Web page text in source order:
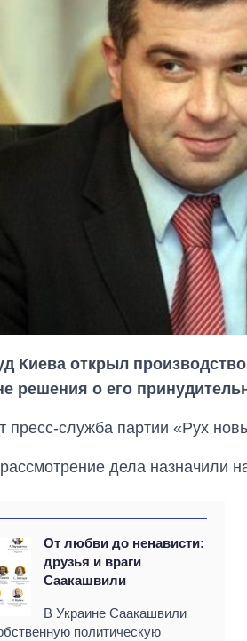
Киева открыл
решения о его
пресс-служба партии «Рух
дела назначили
От любви до ненависти:
друзья и враги
Саакашвили
В Украине Саакашвили
политическую